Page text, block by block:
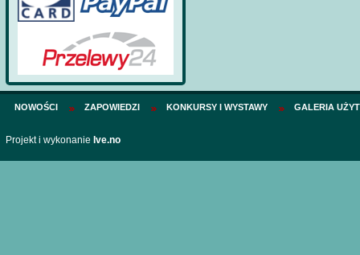
NOWOŚCI ZAPOWIEDZI KONKURSY I WYSTAWY GALERIA
Projekt i wykonanie Ive.no